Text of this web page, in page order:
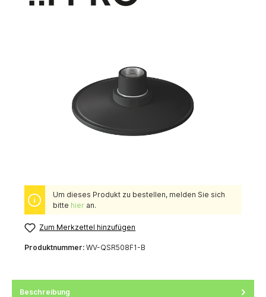
Um dieses Produkt zu bestellen, melden Sie sich
bitte hieran.
Zum Merkzettel hinzufügen
Produktnummer: WV-QSR508F1-B
Beschreibung